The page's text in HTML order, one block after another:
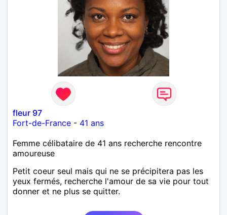
fleur 97
Fort-de-France - 41 ans
Femme célibataire de 41 ans recherche rencontre
amoureuse
Petit coeur seul mais qui ne se précipitera pas les
yeux fermés, recherche l'amour de sa vie pour tout
donner et ne plus se quitter.